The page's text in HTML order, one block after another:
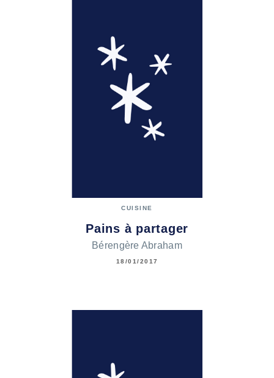
CUISINE
Pains à partager
Bérengère Abraham
18/01/2017